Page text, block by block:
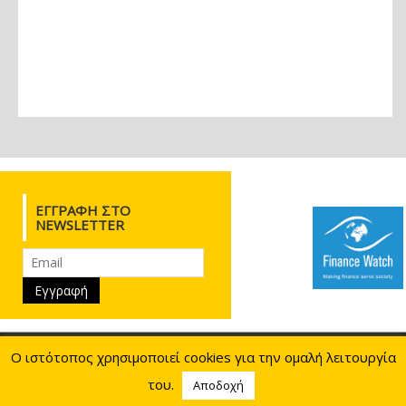
ΕΓΓΡΑΦΉ ΣΤΟ
NEWSLETTER
Ιουλιανού 28, 10433 Αθήνα 210.8817730
210.8817784
info@eeke.gr
09:00 - 16:00
Ο ιστότοπος χρησιμοποιεί cookies για την ομαλή λειτουργία
του.
Αποδοχή